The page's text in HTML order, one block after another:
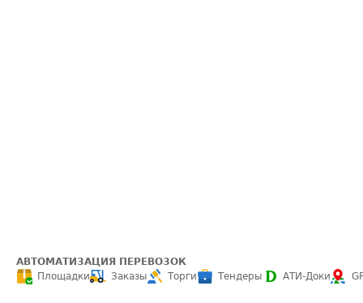
АВТОМАТИЗАЦИЯ ПЕРЕВОЗОК
Площадки
Заказы Торги Тендеры АТИ-Доки